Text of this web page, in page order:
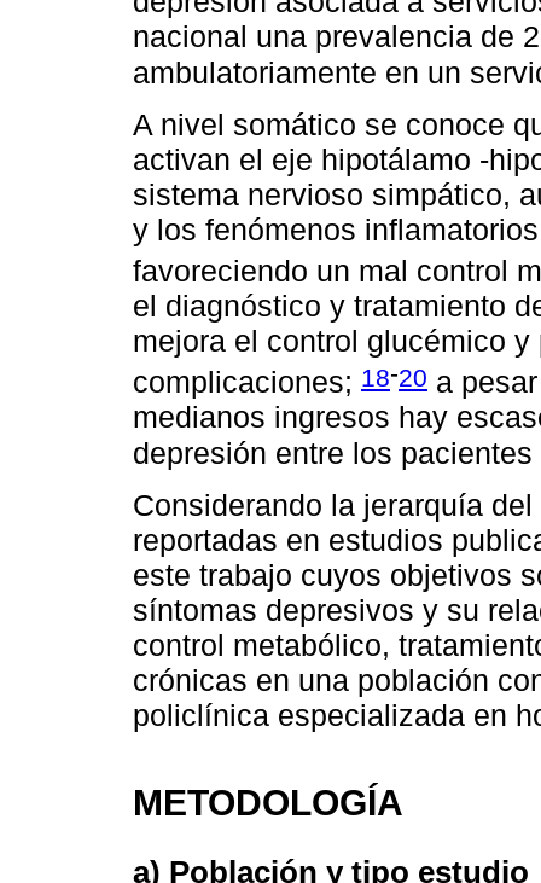
nacional una prevalencia de
ambulatoriamente en un
A nivel somático se conoce
activan el eje hipotálamo -
sistema nervioso simpático,
y los fenómenos
favoreciendo un mal control
el diagnóstico y tratamiento
mejora el control glucémico
complicaciones; 18-20 a
medianos ingresos hay
depresión entre los
Considerando la jerarquía
reportadas en estudios
este trabajo cuyos objetivos
síntomas depresivos y su
control metabólico,
crónicas en una población
policlínica especializada en
METODOLOGÍA
a) Población y tipo estudio